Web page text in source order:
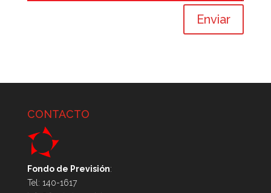
Enviar
CONTACTO
Fondo de Previsión:
Tel: 140-1617